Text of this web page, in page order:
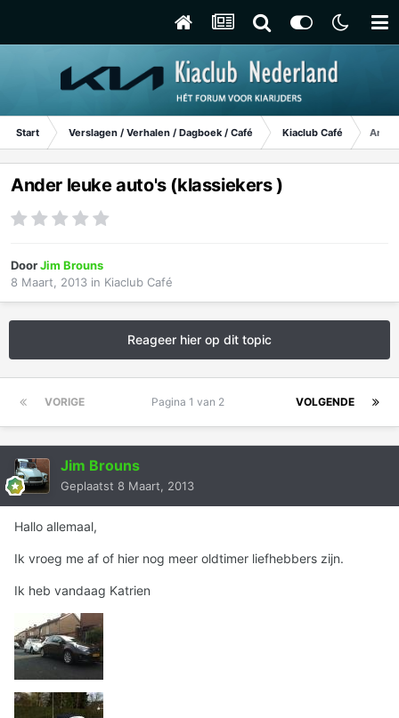
Start Verslagen / Verhalen / Dagboek / Café Kiaclub Café
Ander leuke auto's (klassiekers )
DoorJim Brouns
8 Maart, 2013 in Kiaclub Café
Reageer hier op dit topic
VORIGE VOLGENDE
Pagina 1 van 2
Jim Brouns
Geplaatst 8 Maart, 2013
Hallo allemaal,
Ik vroeg me af of hier nog meer oldtimer liefhebbers zijn.
Ik heb vandaag Katrien